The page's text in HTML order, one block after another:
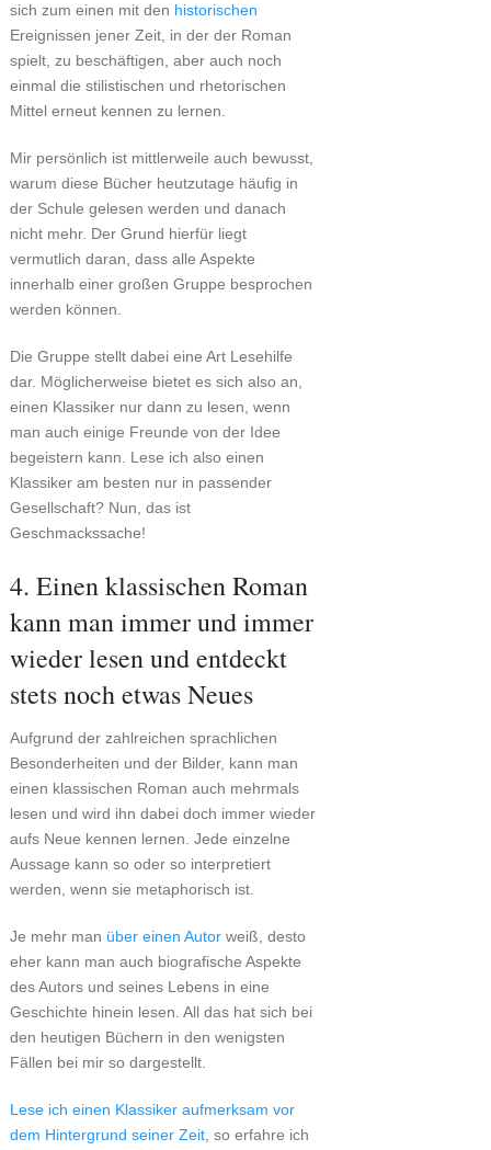
sich zum einen mit den historischen
Ereignissen jener Zeit, in der der Roman
spielt, zu beschäftigen, aber auch noch
einmal die stilistischen und rhetorischen
Mittel erneut kennen zu lernen.
Mir persönlich ist mittlerweile auch bewusst,
warum diese Bücher heutzutage häufig in
der Schule gelesen werden und danach
nicht mehr. Der Grund hierfür liegt
vermutlich daran, dass alle Aspekte
innerhalb einer großen Gruppe besprochen
werden können.
Die Gruppe stellt dabei eine Art Lesehilfe
dar. Möglicherweise bietet es sich also an,
einen Klassiker nur dann zu lesen, wenn
man auch einige Freunde von der Idee
begeistern kann. Lese ich also einen
Klassiker am besten nur in passender
Gesellschaft? Nun, das ist
Geschmackssache!
4. Einen klassischen Roman
kann man immer und immer
wieder lesen und entdeckt
stets noch etwas Neues
Aufgrund der zahlreichen sprachlichen
Besonderheiten und der Bilder, kann man
einen klassischen Roman auch mehrmals
lesen und wird ihn dabei doch immer wieder
aufs Neue kennen lernen. Jede einzelne
Aussage kann so oder so interpretiert
werden, wenn sie metaphorisch ist.
Je mehr man über einen Autorweiß, desto
eher kann man auch biografische Aspekte
des Autors und seines Lebens in eine
Geschichte hinein lesen. All das hat sich bei
den heutigen Büchern in den wenigsten
Fällen bei mir so dargestellt.
Lese ich einen Klassiker aufmerksam vor
dem Hintergrund seiner Zeit, so erfahre ich